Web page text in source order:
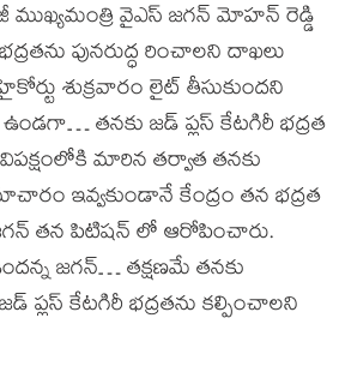
వైఎస్ జగన్ మోహన్ రెడ్డి
పునరుద్ధ రించాలని దాఖలు
శుక్రవారం లైట్ తీసుకుందని
తనకు జడ్ ప్లస్ కేటగిరీ భద్రత
మారిన తర్వాత తనకు
ఇవ్వకుండానే కేంద్రం తన భద్రత
తన పిటిషన్ లో ఆరోపించారు.
జగన్… తక్షణమే తనకు
కేటగిరీ భద్రతను కల్పించాలని